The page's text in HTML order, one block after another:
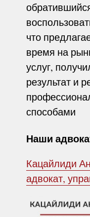
что
время на
услуг,
результат и
способами
Наши
Кацайлиди
адвокат,